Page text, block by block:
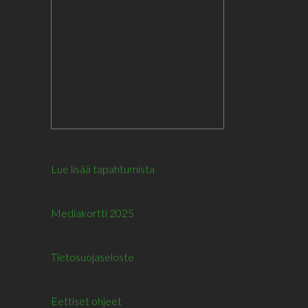
Lue lisää tapahtumista
Mediakortti 2025
Tietosuojaseloste
Eettiset ohjeet